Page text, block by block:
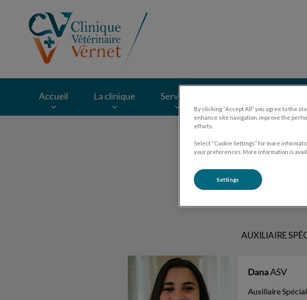
Accueil La clinique Services
AUXILIAIRE
DanaASV
Auxiliaire
By clicking “Accept All” you agree to the
enhance site navigation, improve the
efforts.
Select “Cookie Settings” for more
your preferences. More information is
Settings